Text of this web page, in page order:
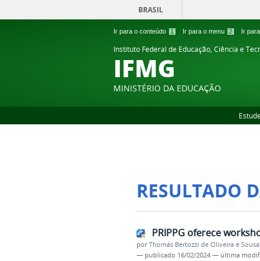
Ir para o conteúdo 1 Ir para o menu 2 Ir
BRASIL
Instituto Federal de Educação, Ciência e
IFMG
MINISTÉRIO DA EDUCAÇÃO
RESULTADO
PRIPPG oferece
porThomás Bertozzi de Oliveira e
— publicado 16/02/2024 — última